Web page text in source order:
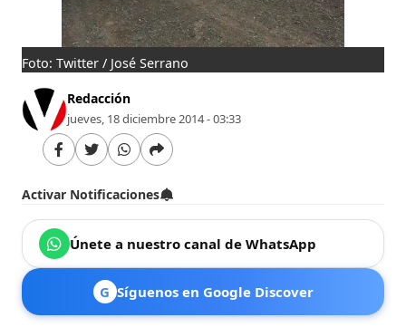
Foto: Twitter / José Serrano
Redacción
jueves, 18 diciembre 2014 - 03:33
Activar Notificaciones
Únete a nuestro canal de WhatsApp
G Síguenos en Google Discover